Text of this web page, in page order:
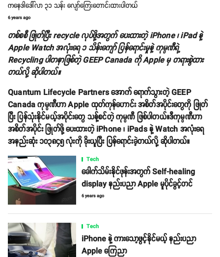
ကနေဒါဒေါ်လာ ၃၁ သန်း လျော်ကြေးတောင်းထားပါတယ်
6 years ago
တစ်စစီ ဖြုတ်ပြီး recycle လုပ်ဖို့အတွက် ပေးထားတဲ့ iPhone ၊ iPad နဲ့
Apple Watch အလုံးရေ ၁ သိန်းကျော် ပြန်ရောင်းမှုနဲ့ ကုမ္ပဏီရဲ့
Recycling ပါတနာဖြစ်တဲ့ GEEP Canada ကို Apple မှ တရားစွဲထား
တယ်လို့ ဆိုပါတယ်။
Quantum Lifecycle Partners အောက် ရောက်သွားတဲ့ GEEP
Canada ကုမ္ပဏီဟာ Apple ထုတ်ကုန်ဟောင်း အစိတ်အပိုင်းတွေကို ဖြုတ်
ပြီး ပြန်သုံးနိုင်မယ့်အပိုင်းတွေ သန့်စင်တဲ့ ကုမ္ပဏီ ဖြစ်ပါတယ်။ဒီကုမ္ပဏီဟာ
အစိတ်အပိုင်း ဖြုတ်ဖို့ ပေးထားတဲ့ iPhone ၊ iPads နဲ့ Watch အလုံးရေ
အနည်းဆုံး ၁၀၃၈၄၅ လုံးကို ခိုးယူပြီး ပြန်ရောင်းခဲ့တယ်လို့ ဆိုပါတယ်။
Tech
ခေါက်သိမ်းနိုင်ဖုန်းအတွက် Self-healing
display နည်းပညာ Apple မူပိုင်ခွင့်တင်
6 years ago
Tech
iPhone နဲ့ ကားသော့ဖွင့်နိုင်မယ့် နည်းပညာ
Apple ကြေညာ